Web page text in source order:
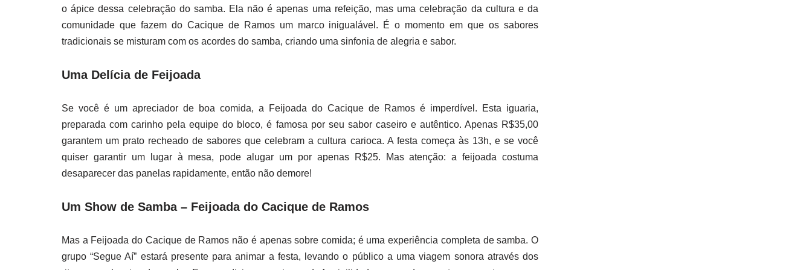
o ápice dessa celebração do samba. Ela não é apenas uma refeição, mas uma celebração da cultura e da
comunidade que fazem do Cacique de Ramos um marco inigualável. É o momento em que os sabores
tradicionais se misturam com os acordes do samba, criando uma sinfonia de alegria e sabor.
Uma Delícia de Feijoada
Se você é um apreciador de boa comida, a Feijoada do Cacique de Ramos é imperdível. Esta iguaria,
preparada com carinho pela equipe do bloco, é famosa por seu sabor caseiro e autêntico. Apenas R$35,00
garantem um prato recheado de sabores que celebram a cultura carioca. A festa começa às 13h, e se você
quiser garantir um lugar à mesa, pode alugar um por apenas R$25. Mas atenção: a feijoada costuma
desaparecer das panelas rapidamente, então não demore!
Um Show de Samba – Feijoada do Cacique de Ramos
Mas a Feijoada do Cacique de Ramos não é apenas sobre comida; é uma experiência completa de samba. O
grupo “Segue Aí” estará presente para animar a festa, levando o público a uma viagem sonora através dos